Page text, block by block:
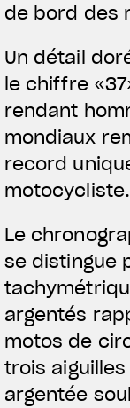
View now →
de bord des
Un détail
le chiffre
rendant
mondiaux
record
motocycliste.
Le
se distingue
argentés
motos de
trois
argentée